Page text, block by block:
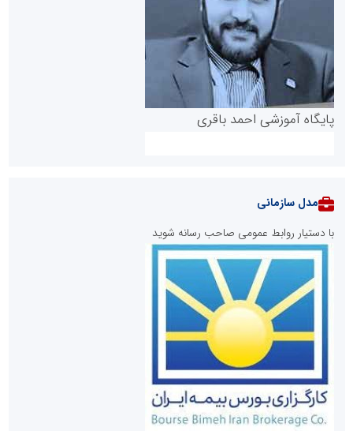
پایگاه آموزشی احمد باقری
روابط عمومی خبرگزاری گزارش خبر
مدل سازمانی
با دستیار روابط عمومی صاحب رسانه شوید